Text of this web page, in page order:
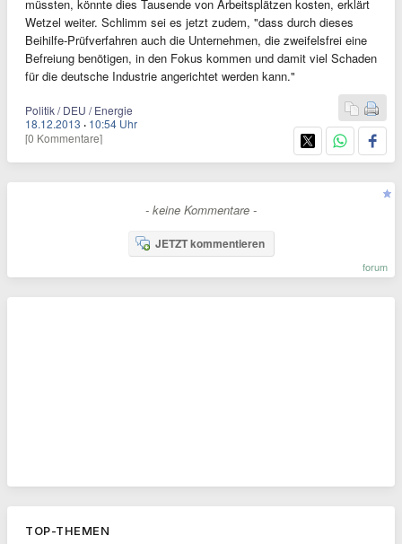
müssten, könnte dies Tausende von Arbeitsplätzen kosten, erklärt
Wetzel weiter. Schlimm sei es jetzt zudem, "dass durch dieses
Beihilfe-Prüfverfahren auch die Unternehmen, die zweifelsfrei eine
Befreiung benötigen, in den Fokus kommen und damit viel Schaden
für die deutsche Industrie angerichtet werden kann."
Politik / DEU / Energie
18.12.2013 · 10:54 Uhr
[0 Kommentare]
- keine Kommentare -
JETZT kommentieren
forum
TOP-THEMEN